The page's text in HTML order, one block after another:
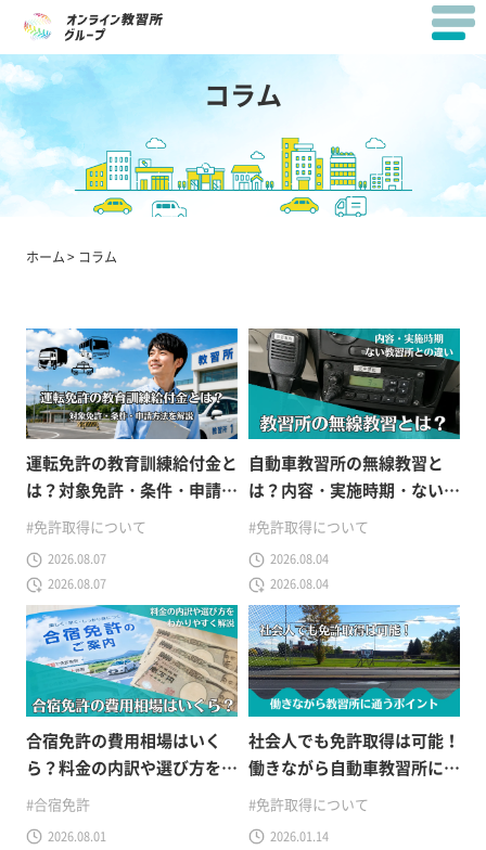
コラム
ホーム コラム
運転免許の教育訓練給付金と
は？対象免許・条件・申請方
法をわかりやすく解説
#免許取得について
2026.08.07
2026.08.07
自動車教習所の無線教習と
は？内容・実施時期・ない教
習所との違いを解説
#免許取得について
2026.08.04
2026.08.04
合宿免許の費用相場はいく
ら？料金の内訳や選び方をわ
かりやすく解説
#合宿免許
2026.08.01
社会人でも免許取得は可能！
働きながら自動車教習所に通
うためのポイントと注意点を
#免許取得について
2026.01.14